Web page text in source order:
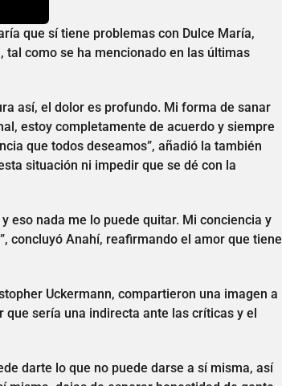
que sí tiene problemas con Dulce María,
tal como se ha mencionado en las últimas
así, el dolor es profundo. Mi forma de sanar
estoy completamente de acuerdo y siempre
que todos deseamos”, añadió la también
situación ni impedir que se dé con la
eso nada me lo puede quitar. Mi conciencia y
concluyó Anahí, reafirmando el amor que tiene
Uckermann, compartieron una imagen a
sería una indirecta ante las críticas y el
darte lo que no puede darse a sí misma, así